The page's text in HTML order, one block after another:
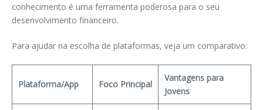
conhecimento é uma ferramenta poderosa para o seu
desenvolvimento financeiro.
Para ajudar na escolha de plataformas, veja um comparativo:
Plataforma/App Foco Principal
Vantagens para
Jovens